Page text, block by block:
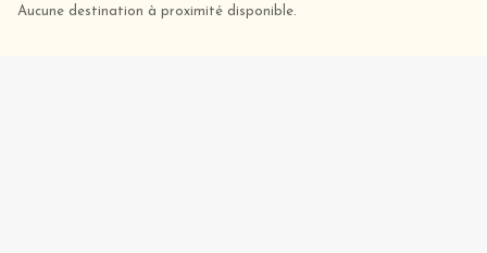
Aucune destination à proximité disponible.